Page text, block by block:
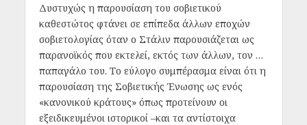
Δυστυχώς η παρουσίαση του σοβιετικού
καθεστώτος φτάνει σε επίπεδα άλλων εποχών
σοβιετολογίας όταν ο Στάλιν παρουσιάζεται ως
παρανοϊκός που εκτελεί, εκτός των άλλων, τον …
παπαγάλο του. Το εύλογο συμπέρασμα είναι ότι η
παρουσίαση της Σοβιετικής Ένωσης ως ενός
«κανονικού κράτους» όπως προτείνουν οι
εξειδικευμένοι ιστορικοί –και τα αντίστοιχα